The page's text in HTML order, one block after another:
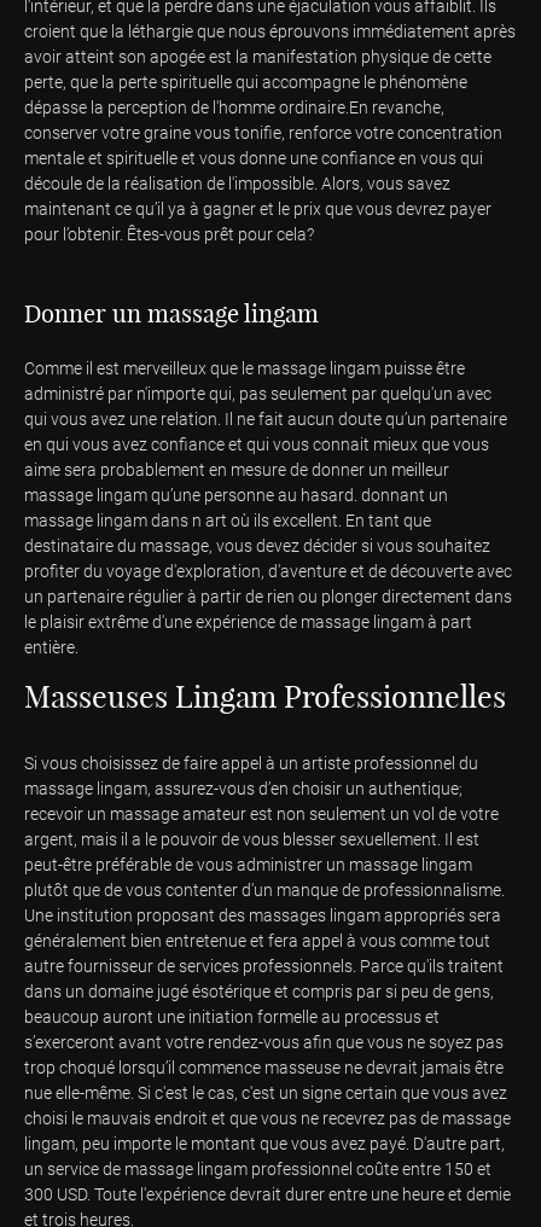
l'intérieur, et que la perdre dans une éjaculation vous affaiblit. Ils
croient que la léthargie que nous éprouvons immédiatement après
avoir atteint son apogée est la manifestation physique de cette
perte, que la perte spirituelle qui accompagne le phénomène
dépasse la perception de l'homme ordinaire.En revanche,
conserver votre graine vous tonifie, renforce votre concentration
mentale et spirituelle et vous donne une confiance en vous qui
découle de la réalisation de l'impossible. Alors, vous savez
maintenant ce qu’il ya à gagner et le prix que vous devrez payer
pour l’obtenir. Êtes-vous prêt pour cela?
Donner un massage lingam
Comme il est merveilleux que le massage lingam puisse être
administré par n'importe qui, pas seulement par quelqu'un avec
qui vous avez une relation. Il ne fait aucun doute qu’un partenaire
en qui vous avez confiance et qui vous connait mieux que vous
aime sera probablement en mesure de donner un meilleur
massage lingam qu’une personne au hasard. donnant un
massage lingam dans n art où ils excellent. En tant que
destinataire du massage, vous devez décider si vous souhaitez
profiter du voyage d'exploration, d'aventure et de découverte avec
un partenaire régulier à partir de rien ou plonger directement dans
le plaisir extrême d'une expérience de massage lingam à part
entière.
Masseuses Lingam Professionnelles
Si vous choisissez de faire appel à un artiste professionnel du
massage lingam, assurez-vous d’en choisir un authentique;
recevoir un massage amateur est non seulement un vol de votre
argent, mais il a le pouvoir de vous blesser sexuellement. Il est
peut-être préférable de vous administrer un massage lingam
plutôt que de vous contenter d'un manque de professionnalisme.
Une institution proposant des massages lingam appropriés sera
généralement bien entretenue et fera appel à vous comme tout
autre fournisseur de services professionnels. Parce qu'ils traitent
dans un domaine jugé ésotérique et compris par si peu de gens,
beaucoup auront une initiation formelle au processus et
s’exerceront avant votre rendez-vous afin que vous ne soyez pas
trop choqué lorsqu’il commence masseuse ne devrait jamais être
nue elle-même. Si c'est le cas, c'est un signe certain que vous avez
choisi le mauvais endroit et que vous ne recevrez pas de massage
lingam, peu importe le montant que vous avez payé. D'autre part,
un service de massage lingam professionnel coûte entre 150 et
300 USD. Toute l'expérience devrait durer entre une heure et demie
et trois heures.